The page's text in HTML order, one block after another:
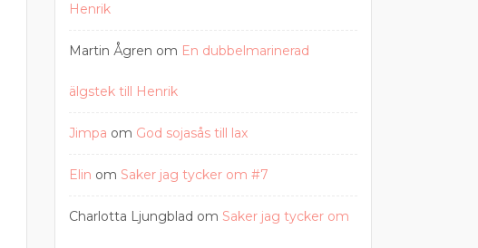
Henrik
Martin Ågren om En dubbelmarinerad
älgstek till Henrik
Jimpa om God sojasås till lax
Elin om Saker jag tycker om #7
Charlotta Ljungblad om Saker jag tycker om